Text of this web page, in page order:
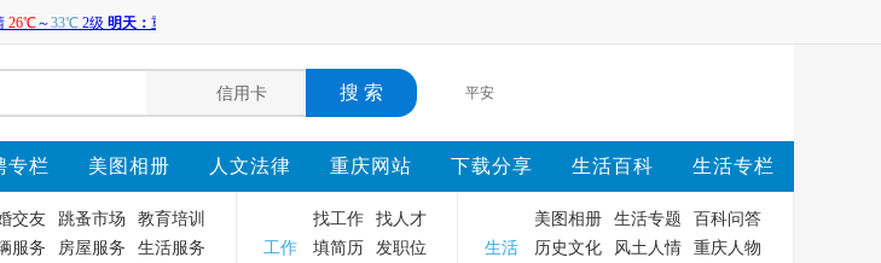
平安
专栏 美图相册 人文法律 重庆网站 下载分享 生活百科 生活专栏
交友 跳蚤市场
教育培训
服务
房屋服务 生活服务 工作
找工作
找人才
填简历
发职位 生活
美图相册 生活专题
百科问答
历史文化
风土人情 重庆人物